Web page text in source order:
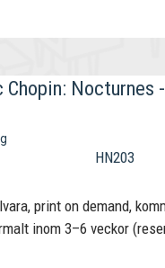
Chopin: Nocturnes
HN203
print on demand,
inom 3–6 veckor